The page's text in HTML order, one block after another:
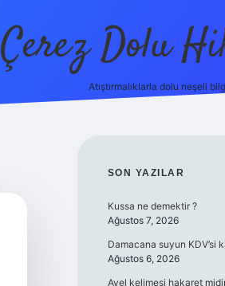
Çerez Dolu
Atıştırmalıklarla dolu neşeli
SON YAZILAR
Kussa ne demektir ?
Ağustos 7, 2026
Damacana suyun KDV’si
Ağustos 6, 2026
Avel kelimesi hakaret